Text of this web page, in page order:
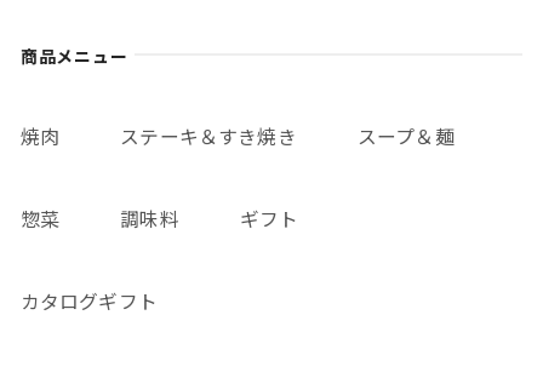
商品メニュー
焼肉 ステーキ＆すき焼き スープ＆麺
惣菜 調味料 ギフト
カタログギフト